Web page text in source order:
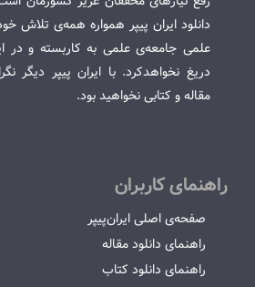
دانلود ایران پیپر همواره همه‌ی تلاش
علمی جامعه‌ی علمی به کاربسته و در
دریغ نخواهدکرد. با ایران پیپر دیگر
مقاله و کتابی نخواهید بود.
راهنمای کاربران
صفحه‌ی اصلی ایران‌پیپر
راهنمای دانلود مقاله
راهنمای دانلود کتاب